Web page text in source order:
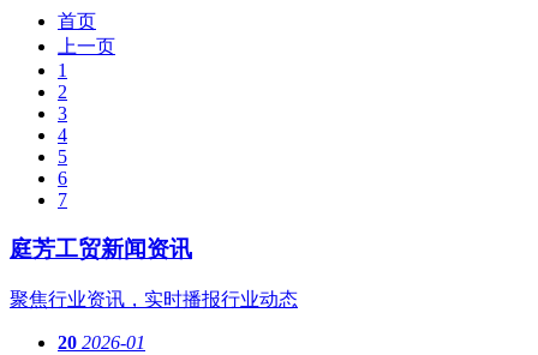
首页
上一页
1
2
3
4
5
6
7
庭芳工贸新闻资讯
聚焦行业资讯，实时播报行业动态
20 2026-01